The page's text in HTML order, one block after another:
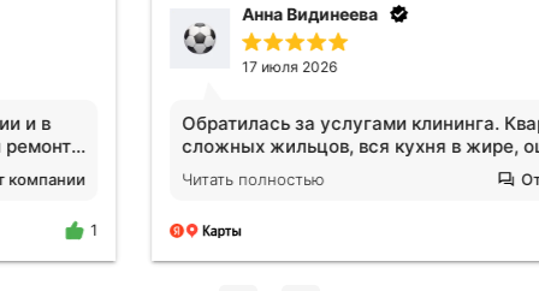
Обратилась за услугами клининга. Квартира после
сложных жильцов, вся кухня в жире, ощещение
будто никто не убирался годами. Отмыли все!
Плитка на полу оказалась не черной, я нигде не
легче стало. Спасибо огромное Екатерине!!!
Читать полностью Ответ компании